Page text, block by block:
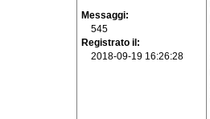
Messaggi
545
Registrato il
2018-09-19 16:26:28